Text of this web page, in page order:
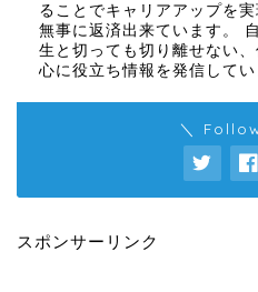
ることでキャリアアップを
無事に返済出来ています。
生と切っても切り離せない
心に役立ち情報を発信してい
＼
スポンサーリンク